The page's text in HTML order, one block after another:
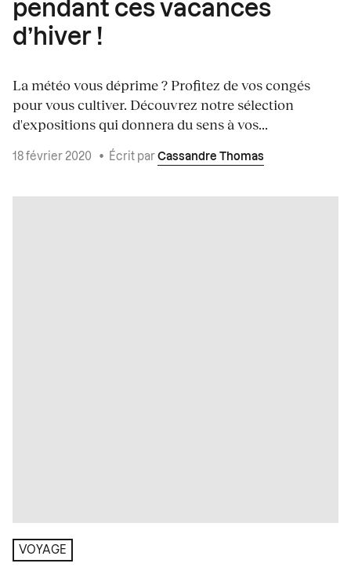
pendant ces vacances
d’hiver !
La météo vous déprime ? Profitez de vos congés
pour vous cultiver. Découvrez notre sélection
d'expositions qui donnera du sens à vos...
18 février 2020 • Écrit par Cassandre Thomas
VOYAGE